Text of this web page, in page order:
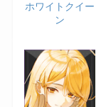
ホワイトクイー
ン